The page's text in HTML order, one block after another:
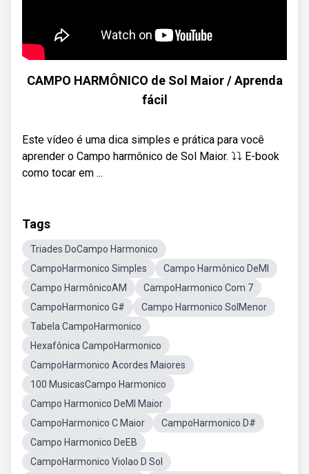
CAMPO HARMÔNICO de Sol Maior / Aprenda
fácil
Este vídeo é uma dica simples e prática para você
aprender o Campo harmônico de Sol Maior. ⤵️⤵️ E-book
como tocar em ...
Tags
Triades DoCampo Harmonico
CampoHarmonico Simples
Campo Harmônico DeMI
Campo HarmônicoAM
CampoHarmonico Com 7
CampoHarmonico G#
Campo Harmonico SolMenor
Tabela CampoHarmonico
Hexafônica CampoHarmonico
CampoHarmonico Acordes Maiores
100 MusicasCampo Harmonico
Campo Harmonico DeMI Maior
CampoHarmonico C Maior
CampoHarmonico D#
Campo Harmonico DeEB
CampoHarmonico Violao D Sol